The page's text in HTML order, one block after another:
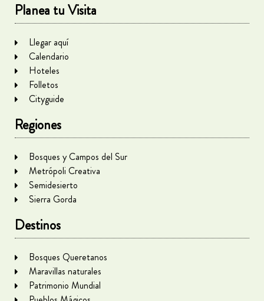
Planea tu Visita
Llegar aquí
Calendario
Hoteles
Folletos
Cityguide
Regiones
Bosques y Campos del Sur
Metrópoli Creativa
Semidesierto
Sierra Gorda
Destinos
Bosques Queretanos
Maravillas naturales
Patrimonio Mundial